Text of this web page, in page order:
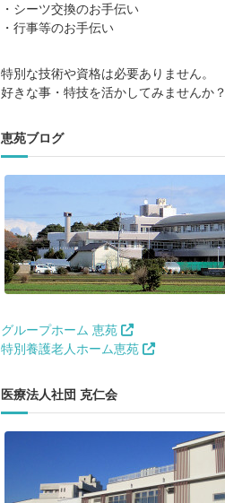
・シーツ交換のお手伝い
・行事等のお手伝い
特別な技術や資格は必要ありません。
好きな事・特技を活かしてみませんか？
恵苑ブログ
グループホーム 恵苑
特別養護老人ホーム恵苑
医療法人社団 克仁会